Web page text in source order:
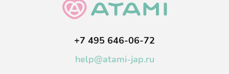
повышает синтез собственного коллагена и гиалуроновой
Масло бергамотаснимает раздражение кожи и лечит
высыпания различного характера, нормализует работу
+7 495 646-06-72
help@atami-jap.ru